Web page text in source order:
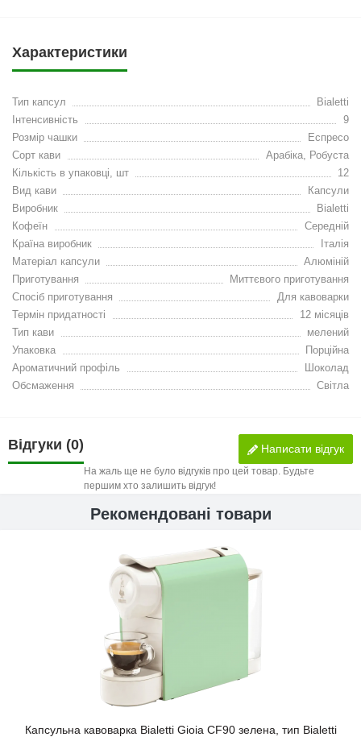
Характеристики
Тип капсул
Bialetti
Інтенсивність
9
Розмір чашки
Еспресо
Сорт кави
Арабіка, Робуста
Кількість в упаковці, шт
12
Вид кави
Капсули
Виробник
Bialetti
Кофеїн
Середній
Країна виробник
Італія
Матеріал капсули
Алюміній
Приготування
Миттєвого приготування
Спосіб приготування
Для кавоварки
Термін придатності
12 місяців
Тип кави
мелений
Упаковка
Порційна
Ароматичний профіль
Шоколад
Обсмаження
Світла
Відгуки (0) Написати відгук
На жаль ще не було відгуків про цей товар. Будьте
першим хто залишить відгук!
Рекомендовані товари
Капсульна кавоварка Bialetti Gioia CF90 зелена, тип Bialetti